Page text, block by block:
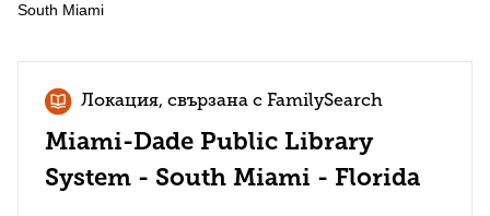
South Miami
Локация, свързана с FamilySearch
Miami-Dade Public Library
System - South Miami - Florida